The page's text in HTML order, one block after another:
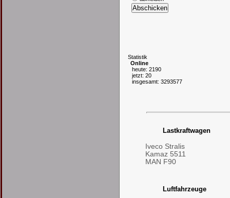
Statistik
Online
heute: 2190
jetzt: 20
insgesamt: 3293577
Lastkraftwagen
Iveco Stralis
Kamaz 5511
MAN F90
Luftfahrzeuge